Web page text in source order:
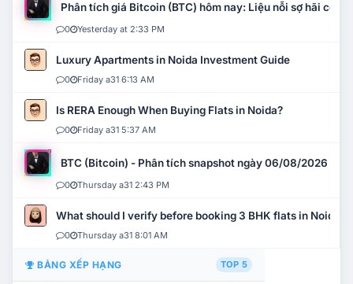
Phân tích giá Bitcoin (BTC) hôm nay: Liệu nỗi sợ hãi có
0 Yesterday at 2:33 PM
Luxury Apartments in Noida Investment Guide
0 Friday a31 6:13 AM
Is RERA Enough When Buying Flats in Noida?
0 Friday a31 5:37 AM
BTC (Bitcoin) - Phân tích snapshot ngày 06/08/2026
0 Thursday a31 2:43 PM
What should I verify before booking 3 BHK flats in Noida?
0 Thursday a31 8:01 AM
BẢNG XẾP HẠNG TOP 5